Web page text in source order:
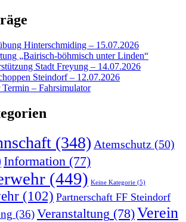
Hinterschmiding – 15.07.2026
„Bairisch-böhmisch unter Linden“
Stadt Freyung – 14.07.2026
Steindorf – 12.07.2026
– Fahrsimulator
(348) Atemschutz (50)
Information (77)
(449) Keine Kategorie (5)
(102) Partnerschaft FF Steindorf
(36)Veranstaltung (78)Verein